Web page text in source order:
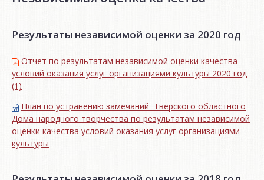
Результаты независимой оценки за 2020 год
Отчет по результатам независимой оценки качества
условий оказания услуг организациями культуры 2020 год
(1)
План по устранению замечаний Тверского областного
Дома народного творчества по результатам независимой
оценки качества условий оказания услуг организациями
культуры